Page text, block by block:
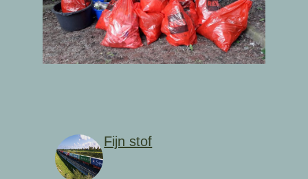
Fijn stof